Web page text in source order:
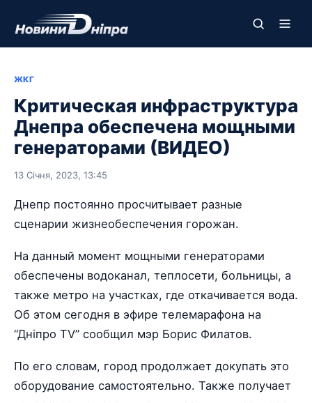
ЖКГ
Критическая инфраструктура
Днепра обеспечена мощными
генераторами (ВИДЕО)
13 Січня, 2023, 13:45
Днепр постоянно просчитывает разные
сценарии жизнеобеспечения горожан.
На данный момент мощными генераторами
обеспечены водоканал, теплосети, больницы, а
также метро на участках, где откачивается вода.
Об этом сегодня в эфире телемарафона на
“Дніпро TV” сообщил мэр Борис Филатов.
По его словам, город продолжает докупать это
оборудование самостоятельно. Также получает